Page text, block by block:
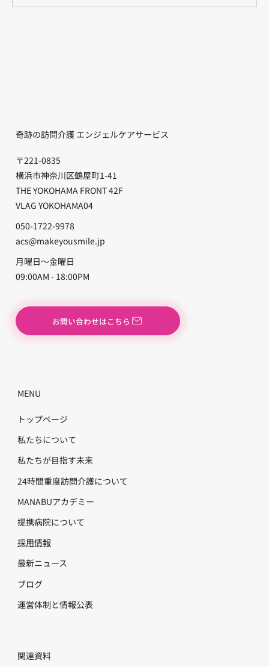
MENU
​トップページ
私たちについて
私たちが目指す未来
24時間重度訪問介護について
MANABUアカデミー
提携病院について
採用情報
​最新ニュース
ブログ
運営体制と情報公表
奇跡の訪問介護 エンジェルケアサービス
〒221-0835
横浜市神奈川区鶴屋町1-41
THE YOKOHAMA FRONT 42F
VLAG YOKOHAMA04
050-1722-9978
acs@makeyousmile.jp
月曜日〜金曜日
09:00AM - 18:00PM
お問い合わせはこちら
​関連資料